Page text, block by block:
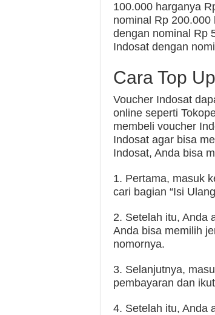
100.000 harganya
nominal Rp
dengan nominal Rp
Indosat dengan
Cara Top
Voucher Indosat
online seperti
membeli voucher
Indosat agar bisa
Indosat, Anda bisa
1. Pertama, masuk
cari bagian “Isi
2. Setelah itu, Anda
Anda bisa memilih
nomornya.
3. Selanjutnya,
pembayaran dan
4. Setelah itu, Anda